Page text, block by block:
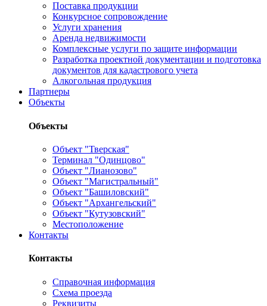
Поставка продукции
Конкурсное сопровождение
Услуги хранения
Аренда недвижимости
Комплексные услуги по защите информации
Разработка проектной документации и подготовка
документов для кадастрового учета
Алкогольная продукция
Партнеры
Объекты
Объекты
Объект "Тверская"
Терминал "Одинцово"
Объект "Лианозово"
Объект "Магистральный"
Объект "Башиловский"
Объект "Архангельский"
Объект "Кутузовский"
Местоположение
Контакты
Контакты
Справочная информация
Схема проезда
Реквизиты